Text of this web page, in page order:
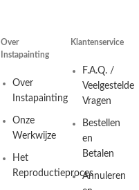
Over
Instapainting
Over
Instapainting
Onze
Werkwijze
Het
Reproductieproces
Klantenservice
F.A.Q. /
Veelgestelde
Vragen
Bestellen
en
Betalen
Annuleren